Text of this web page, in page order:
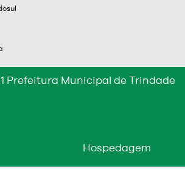
Prefeitura Municipal de Trindade
Hospedagem